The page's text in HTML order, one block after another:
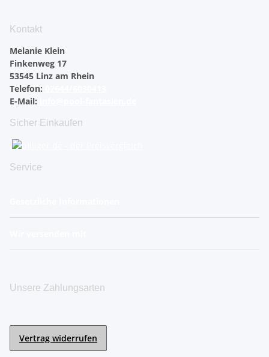
Kontakt
Melanie Klein
Finkenweg 17
53545 Linz am Rhein
Telefon:
E-Mail:
Sicher Einkaufen
Service
Unsere Zahlungsarten
Vertrag widerrufen